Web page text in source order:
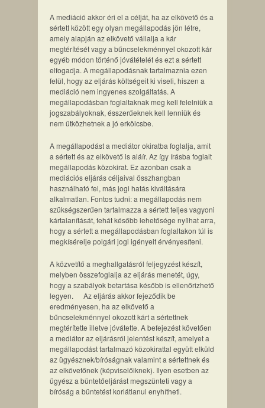
A mediáció akkor éri el a célját, ha az elkövető és a
sértett között egy olyan megállapodás jön létre,
amely alapján az elkövető vállalja a kár
megtérítését vagy a bűncselekménnyel okozott kár
egyéb módon történő jóvátételét és ezt a sértett
elfogadja. A megállapodásnak tartalmaznia ezen
felül, hogy az eljárás költségeit ki viseli, hiszen a
mediáció nem ingyenes szolgáltatás. A
megállapodásban foglaltaknak meg kell felelniük a
jogszabályoknak, ésszerűeknek kell lenniük és
nem ütközhetnek a jó erkölcsbe.
A megállapodást a mediátor okiratba foglalja, amit
a sértett és az elkövető is aláír. Az így írásba foglalt
megállapodás közokirat. Ez azonban csak a
mediációs eljárás céljaival összhangban
használható fel, más jogi hatás kiváltására
alkalmatlan. Fontos tudni: a megállapodás nem
szükségszerűen tartalmazza a sértett teljes vagyoni
kártalanítását, tehát később lehetősége nyílhat arra,
hogy a sértett a megállapodásban foglaltakon túl is
megkísérelje polgári jogi igényeit érvényesíteni.
A közvetítő a meghallgatásról feljegyzést készít,
melyben összefoglalja az eljárás menetét, úgy,
hogy a szabályok betartása később is ellenőrizhető
legyen. Az eljárás akkor fejeződik be
eredményesen, ha az elkövető a
bűncselekménnyel okozott kárt a sértettnek
megtérítette illetve jóvátette. A befejezést követően
a mediátor az eljárásról jelentést készít, amelyet a
megállapodást tartalmazó közokirattal együtt elküld
az ügyésznek/bíróságnak valamint a sértettnek és
az elkövetőnek (képviselőiknek). Ilyen esetben az
ügyész a büntetőeljárást megszünteti vagy a
bíróság a büntetést korlátlanul enyhítheti.